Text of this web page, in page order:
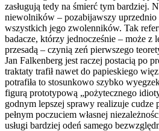
zasługują tedy na śmierć tym bardziej.
niewolników – pozabijawszy uprzednio
wszystkich jego zwolenników. Tak
badacze, którzy jednocześnie – może z
przesadą – czynią zeń pierwszego
Jan Falkenberg jest raczej postacią po
traktaty trafił nawet do papieskiego
potrafiła to stosunkowo szybko
figurą prototypową „pożytecznego
godnym lepszej sprawy realizuje cudze
pełnym poczuciem własnej
usługi bardziej odeń samego